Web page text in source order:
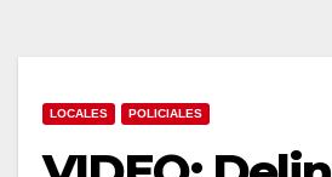
LOCALES POLICIALES